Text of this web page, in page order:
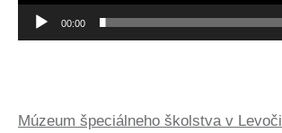
00:00
Múzeum špeciálneho školstva v